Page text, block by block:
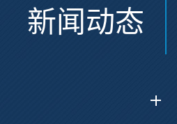
新闻动态